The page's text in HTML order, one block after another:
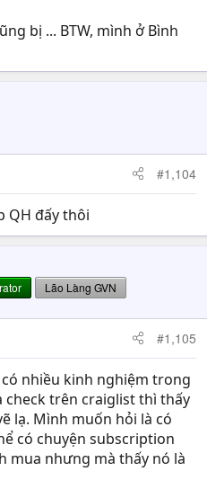
bị ... BTW, mình ở Bình
#1,104
QH đấy thôi
Lão Làng GVN
#1,105
nhiều kinh nghiệm trong
check trên craiglist thì thấy
lạ. Mình muốn hỏi là có
có chuyện subscription
mua nhưng mà thấy nó là